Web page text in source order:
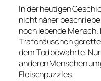
In der heutigen
nicht näher
noch lebende Mensch.
Trafohäuschen
dem Tod bewahrte.
anderen Menschen
Fleischpuzzles.